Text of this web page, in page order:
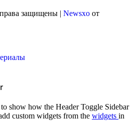
защищены | Newsxo от
show how the Header Toggle Sidebar
custom widgets from the widgets in